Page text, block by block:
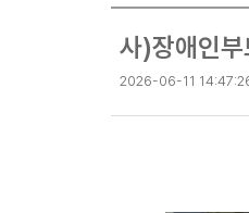
사)장애인
2026-06-11